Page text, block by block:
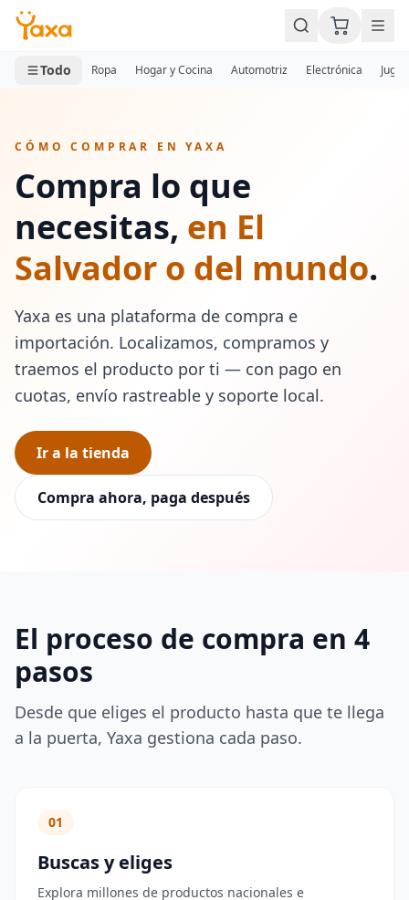
MINI CARRITO
0 productos
Todo Ropa Hogar y Cocina Automotriz Electrónica
CÓMO COMPRAR EN YAXA
Compra lo que
necesitas, en El
Salvador o del mundo.
Yaxa es una plataforma de compra e
importación. Localizamos, compramos y
traemos el producto por ti — con pago en
cuotas, envío rastreable y soporte local.
Ir a la tienda
Compra ahora, paga después
El proceso de compra en 4
pasos
Desde que eliges el producto hasta que te llega
a la puerta, Yaxa gestiona cada paso.
01
Buscas y eliges
Explora millones de productos nacionales e